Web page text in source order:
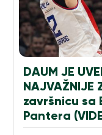
DAUM JE
NAJVAŽNIJE
završnicu sa
Pantera